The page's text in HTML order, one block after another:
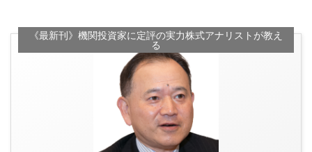
《最新刊》機関投資家に定評の実力株式アナリストが教え
る